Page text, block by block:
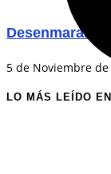
5 de Noviembre de
LO MÁS LEÍDO